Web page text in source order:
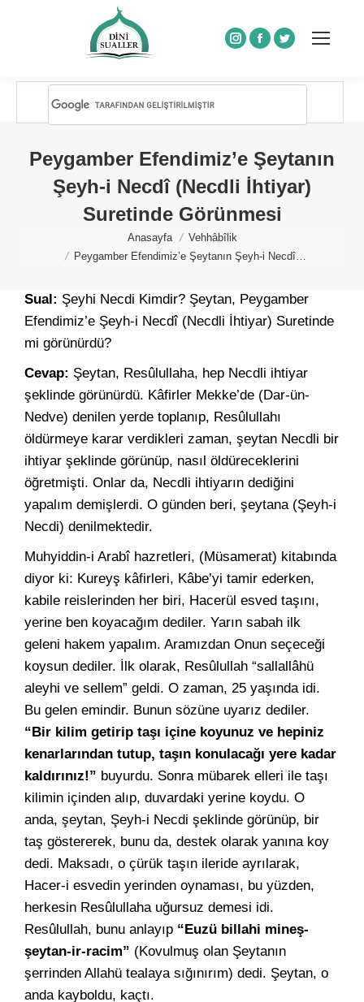
Instagram
Facebook
Twitter
Peygamber Efendimiz’e Şeytanın
Şeyh-i Necdî (Necdli İhtiyar)
Suretinde Görünmesi
Anasayfa
Vehhâbîlik
Peygamber Efendimiz’e Şeytanın Şeyh-i Necdî…
Sual: Şeyhi Necdi Kimdir? Şeytan, Peygamber
Efendimiz’e Şeyh-i Necdî (Necdli İhtiyar) Suretinde
mi görünürdü?
Cevap: Şeytan, Resûlullaha, hep Necdli ihtiyar
şeklinde görünürdü. Kâfirler Mekke’de (Dar-ün-
Nedve) denilen yerde toplanıp, Resûlullahı
öldürmeye karar verdikleri zaman, şeytan Necdli bir
ihtiyar şeklinde görünüp, nasıl öldüreceklerini
öğretmişti. Onlar da, Necdli ihtiyarın dediğini
yapalım demişlerdi. O günden beri, şeytana (Şeyh-i
Necdi) denilmektedir.
Muhyiddin-i Arabî hazretleri, (Müsamerat) kitabında
diyor ki: Kureyş kâfirleri, Kâbe’yi tamir ederken,
kabile reislerinden her biri, Hacerül esved taşını,
yerine ben koyacağım dediler. Yarın sabah ilk
geleni hakem yapalım. Aramızdan Onun seçeceği
koysun dediler. İlk olarak, Resûlullah “sallallâhü
aleyhi ve sellem” geldi. O zaman, 25 yaşında idi.
Bu gelen emindir. Bunun sözüne uyarız dediler.
“Bir kilim getirip taşı içine koyunuz ve hepiniz
kenarlarından tutup, taşın konulacağı yere kadar
kaldırınız!” buyurdu. Sonra mübarek elleri ile taşı
kilimin içinden alıp, duvardaki yerine koydu. O
anda, şeytan, Şeyh-i Necdi şeklinde görünüp, bir
taş göstererek, bunu da, destek olarak yanına koy
dedi. Maksadı, o çürük taşın ileride ayrılarak,
Hacer-i esvedin yerinden oynaması, bu yüzden,
herkesin Resûlullaha uğursuz demesi idi.
Resûlullah, bunu anlayıp “Euzü billahi mineş-
şeytan-ir-racim” (Kovulmuş olan Şeytanın
şerrinden Allahü tealaya sığınırım) dedi. Şeytan, o
anda kayboldu, kaçtı.